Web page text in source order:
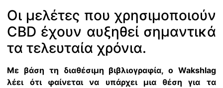
Οι μελέτες που χρησιμοποιούν
CBD έχουν αυξηθεί σημαντικά
τα τελευταία χρόνια.
Με βάση τη διαθέσιμη βιβλιογραφία, ο Wakshlag
λέει ότι φαίνεται να υπάρχει μια θέση για τα